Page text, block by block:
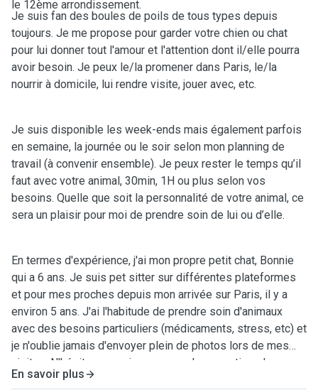
le 12ème arrondissement.
Je suis fan des boules de poils de tous types depuis
toujours. Je me propose pour garder votre chien ou chat
pour lui donner tout l'amour et l'attention dont il/elle pourra
avoir besoin. Je peux le/la promener dans Paris, le/la
nourrir à domicile, lui rendre visite, jouer avec, etc.
Je suis disponible les week-ends mais également parfois
en semaine, la journée ou le soir selon mon planning de
travail (à convenir ensemble). Je peux rester le temps qu’il
faut avec votre animal, 30min, 1H ou plus selon vos
besoins. Quelle que soit la personnalité de votre animal, ce
sera un plaisir pour moi de prendre soin de lui ou d’elle.
En termes d'expérience, j'ai mon propre petit chat, Bonnie
qui a 6 ans. Je suis pet sitter sur différentes plateformes
et pour mes proches depuis mon arrivée sur Paris, il y a
environ 5 ans. J'ai l'habitude de prendre soin d'animaux
avec des besoins particuliers (médicaments, stress, etc) et
je n'oublie jamais d'envoyer plein de photos lors de mes
visites. N'hésitez pas si vous avez des questions !
En savoir plus